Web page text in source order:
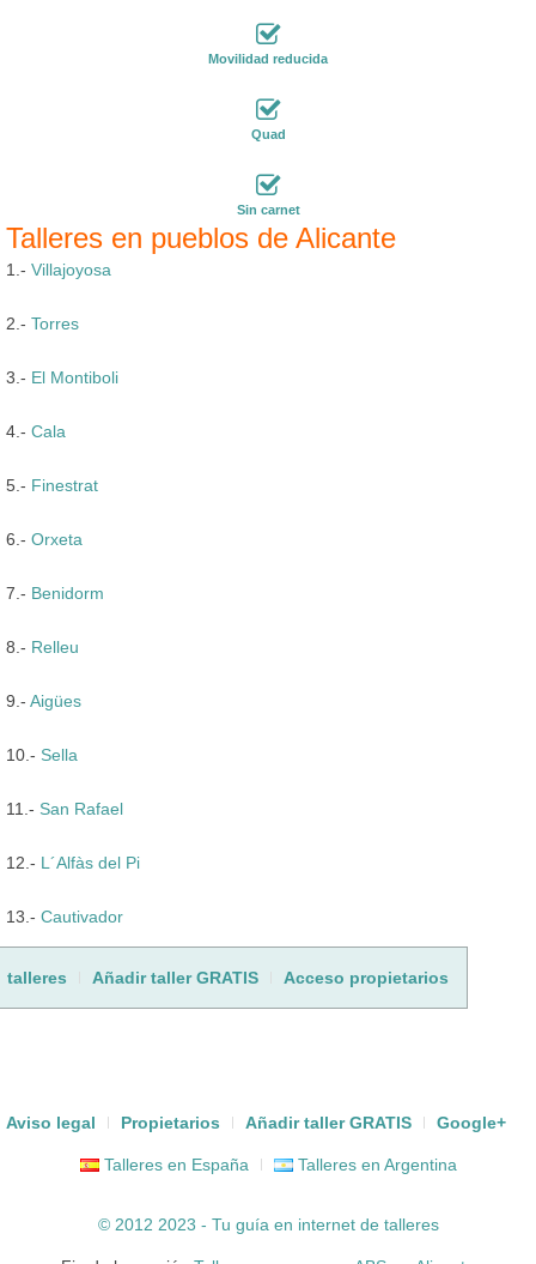
Movilidad reducida
Quad
Sin carnet
Talleres en pueblos de Alicante
1.- Villajoyosa
2.- Torres
3.- El Montiboli
4.- Cala
5.- Finestrat
6.- Orxeta
7.- Benidorm
8.- Relleu
9.- Aigües
10.- Sella
11.- San Rafael
12.- L´Alfàs del Pi
13.- Cautivador
talleres Añadir taller GRATIS Acceso propietarios
Aviso legal Propietarios Añadir taller GRATIS Google+
Talleres en España Talleres en Argentina
© 2012 2023 - Tu guía en internet de talleres